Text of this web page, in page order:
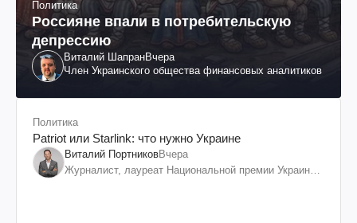
Политика
Россияне впали в потребительскую
депрессию
Виталий ШапранВчера
Член Украинского общества финансовых аналитиков
Политика
Patriot или Starlink: что нужно Украине
Виталий ПортниковВчера
Журналист, лауреат Национальной премии Украины